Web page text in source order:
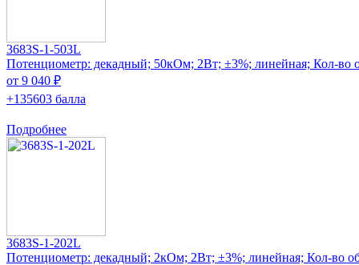
3683S-1-503L
Потенциометр: декадный; 50кОм; 2Вт; ±3%; линейная; Кол-во
от 9 040 ₽
+135603 балла
Подробнее
3683S-1-202L
Потенциометр: декадный; 2кОм; 2Вт; ±3%; линейная; Кол-во